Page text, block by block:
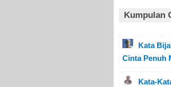
Kumpulan
Kata
Cinta Penuh
Kata-